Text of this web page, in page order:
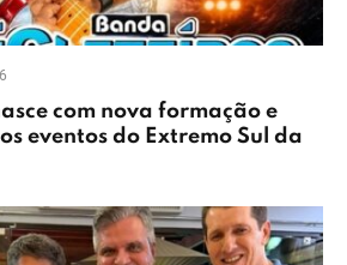
com nova formação e
eventos do Extremo Sul da